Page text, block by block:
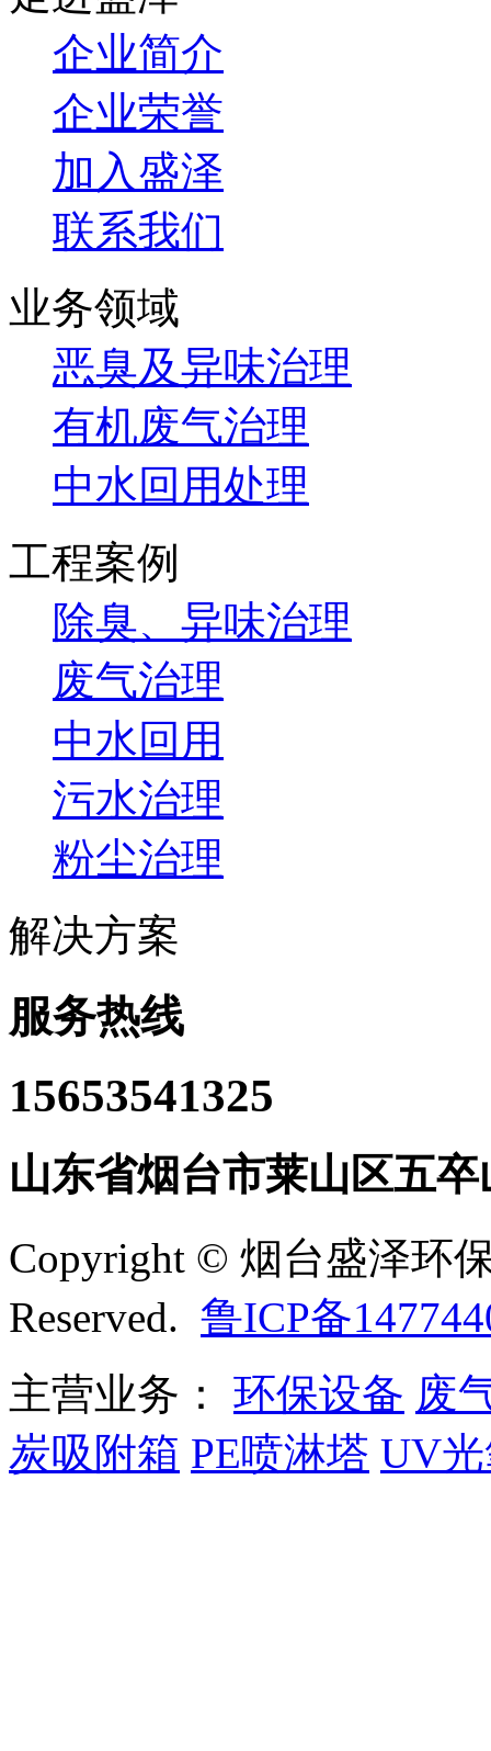
企业简介
企业荣誉
加入盛泽
联系我们
业务领域
恶臭及异味治理
有机废气治理
中水回用处理
工程案例
除臭、异味治理
废气治理
中水回用
污水治理
粉尘治理
解决方案
服务热线
15653541325
山东省烟台市莱山区五
Copyright © 烟台盛泽环
Reserved. 鲁ICP备
主营业务： 环保设备 废
炭吸附箱 PE喷淋塔 UV